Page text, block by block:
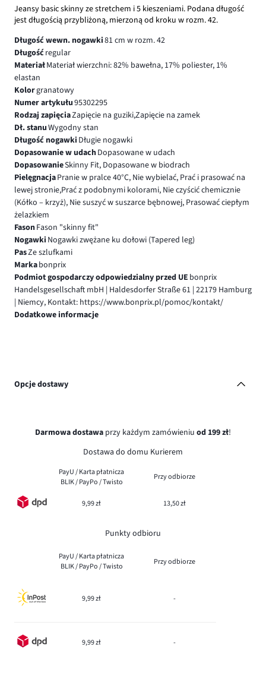
Jeansy basic skinny ze stretchem i 5 kieszeniami. Podana długość
jest długością przybliżoną, mierzoną od kroku w rozm. 42.
Długość wewn. nogawki81 cm w rozm. 42
Długośćregular
MateriałMateriał wierzchni: 82% bawełna, 17% poliester, 1%
elastan
Kolorgranatowy
Numer artykułu95302295
Rodzaj zapięciaZapięcie na guziki,Zapięcie na zamek
Dł. stanuWygodny stan
Długość nogawki Długie nogawki
Dopasowanie w udachDopasowane w udach
DopasowanieSkinny Fit, Dopasowane w biodrach
PielęgnacjaPranie w pralce 40°C, Nie wybielać, Prać i prasować na
lewej stronie,Prać z podobnymi kolorami, Nie czyścić chemicznie
(Kółko – krzyż), Nie suszyć w suszarce bębnowej, Prasować ciepłym
żelazkiem
FasonFason "skinny fit"
Nogawki Nogawki zwężane ku dołowi (Tapered leg)
PasZe szlufkami
Markabonprix
Podmiot gospodarczy odpowiedzialny przed UE bonprix
Handelsgesellschaft mbH | Haldesdorfer Straße 61 | 22179 Hamburg
| Niemcy, Kontakt: https://www.bonprix.pl/pomoc/kontakt/
Dodatkowe informacje
Opcje dostawy
Darmowa dostawa przy każdym zamówieniu od 199 zł!
Dostawa do domu Kurierem
PayU / Karta płatnicza
BLIK / PayPo / Twisto
Przy odbiorze
9,99 zł 13,50 zł
Punkty odbioru
PayU / Karta płatnicza
BLIK / PayPo / Twisto
Przy odbiorze
9,99 zł -
9,99 zł -